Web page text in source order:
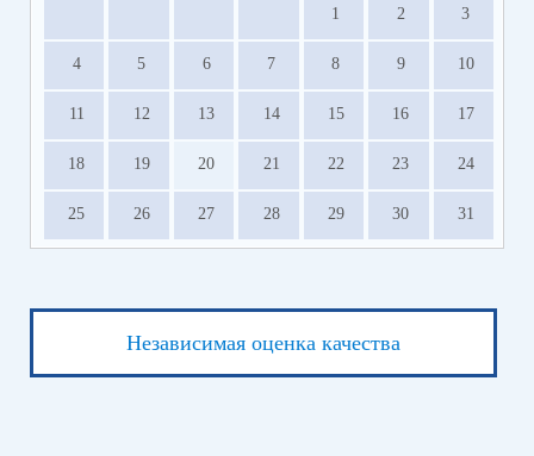
1 2 3
4 5 6 7 8 9 10
11 12 13 14 15 16 17
18 19 20 21 22 23 24
25 26 27 28 29 30 31
Независимая оценка качества